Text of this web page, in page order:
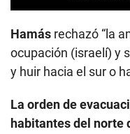
Hamás rechazó “la
ocupación (israelí) y
y huir hacia el sur o
La orden de
habitantes del norte